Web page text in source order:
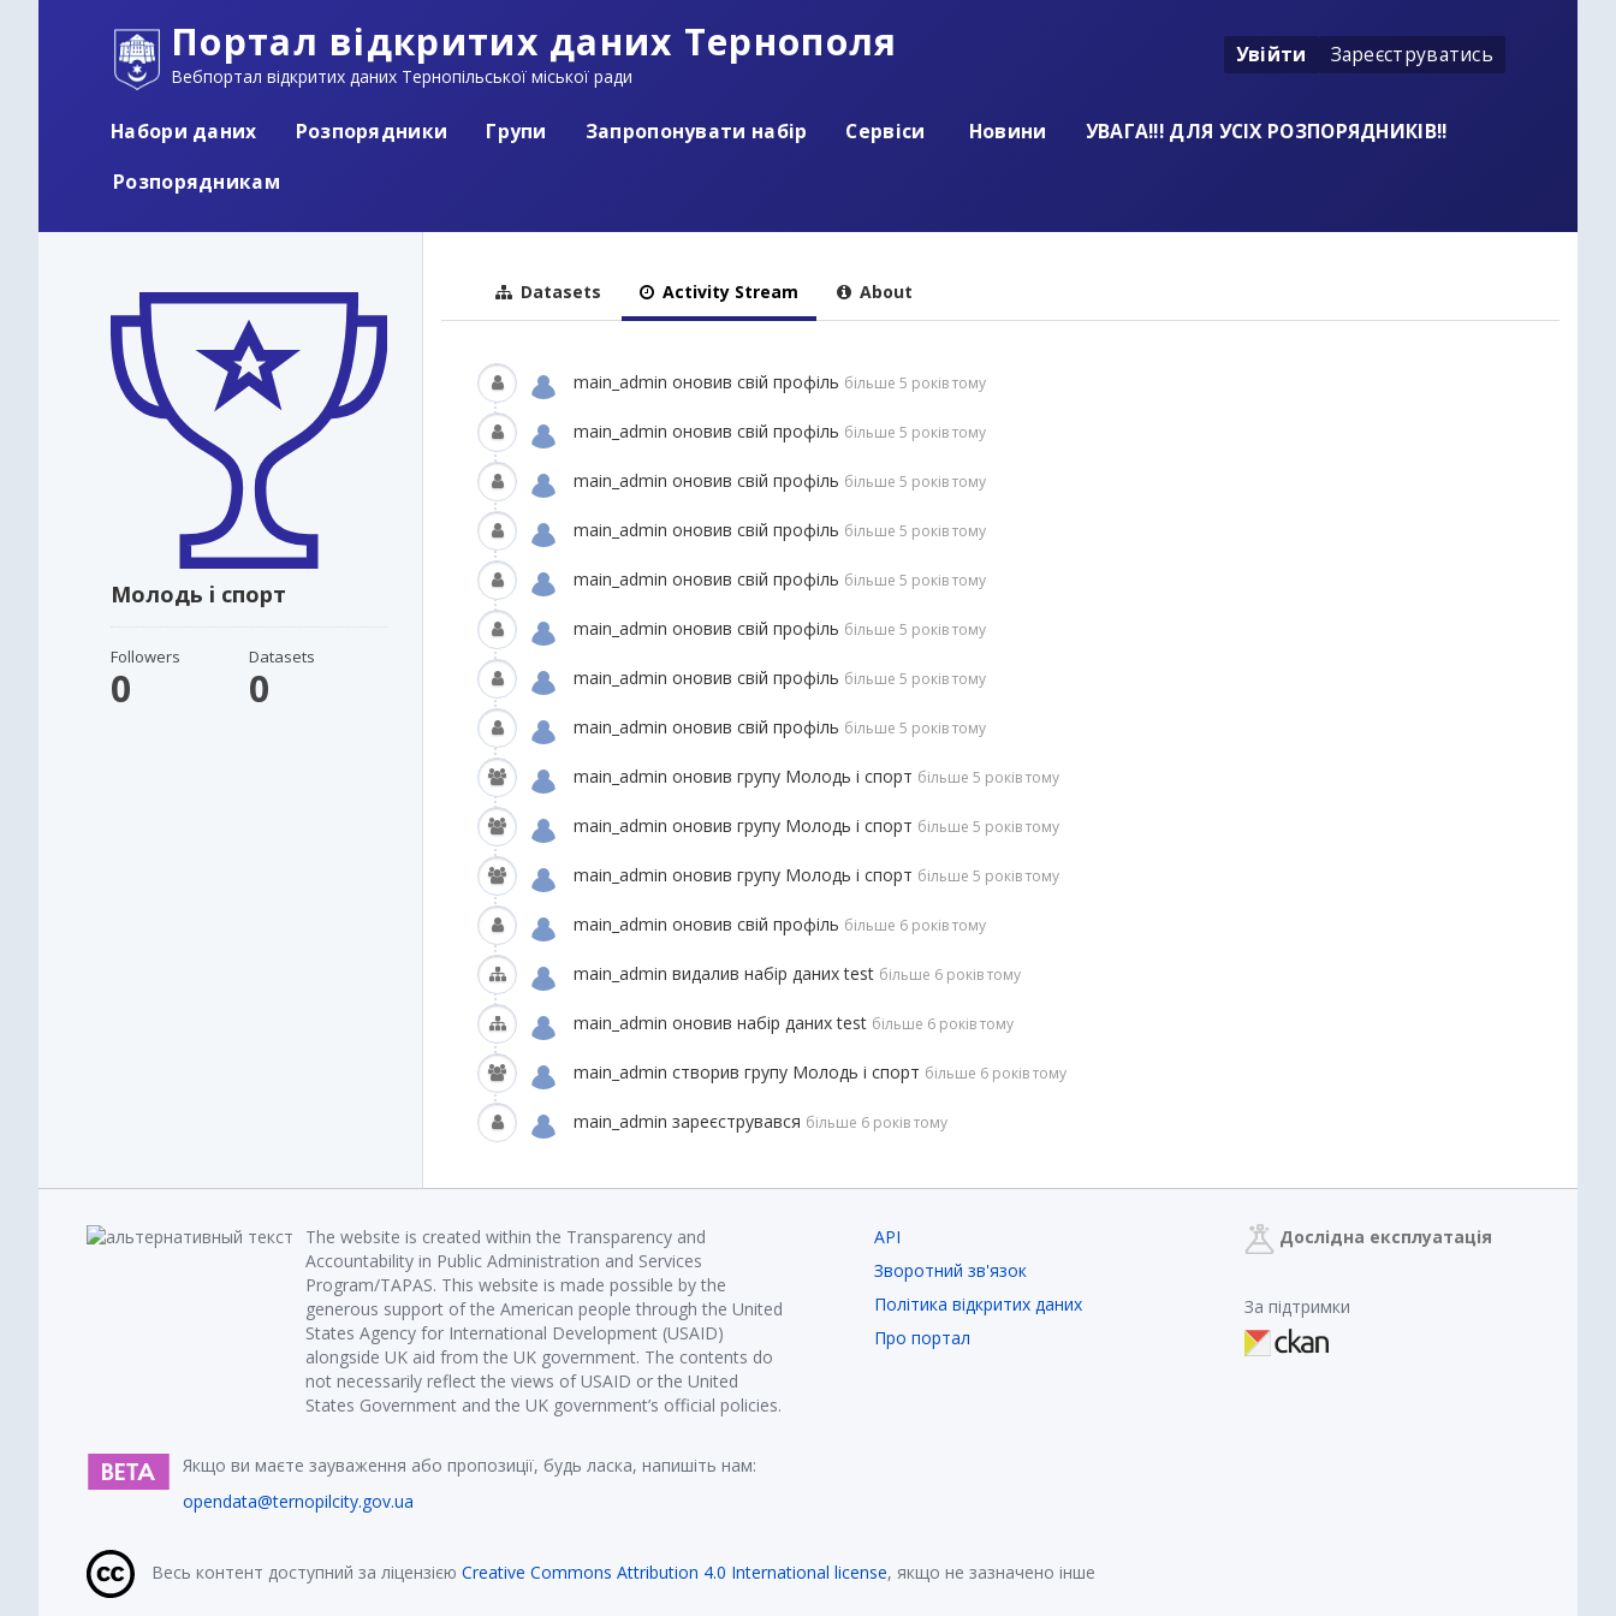
Портал відкритих даних Тернополя
Вебпортал відкритих даних Тернопільської міської ради
Увійти Зареєструватись
Набори даних Розпорядники Групи Запропонувати набір Сервіси Новини
УВАГА!!! ДЛЯ УСІХ РОЗПОРЯДНИКІВ!!
Розпорядникам
Молодь i спорт
Followers
0
Datasets
0
Datasets Activity Stream About
main_admin оновив свій профіль більше 5 років тому
main_admin оновив свій профіль більше 5 років тому
main_admin оновив свій профіль більше 5 років тому
main_admin оновив свій профіль більше 5 років тому
main_admin оновив свій профіль більше 5 років тому
main_admin оновив свій профіль більше 5 років тому
main_admin оновив свій профіль більше 5 років тому
main_admin оновив свій профіль більше 5 років тому
main_admin оновив групу Молодь i спорт більше 5 років тому
main_admin оновив групу Молодь i спорт більше 5 років тому
main_admin оновив групу Молодь i спорт більше 5 років тому
main_admin оновив свій профіль більше 6 років тому
main_admin видалив набір данихtest більше 6 років тому
main_admin оновив набір данихtest більше 6 років тому
main_admin створив групу Молодь i спорт більше 6 років тому
main_admin зареєструвався більше 6 років тому
The website is created within the Transparency and
Accountability in Public Administration and Services
Program/TAPAS. This website is made possible by the
generous support of the American people through the United
States Agency for International Development (USAID)
alongside UK aid from the UK government. The contents do
not necessarily reflect the views of USAID or the United
States Government and the UK government’s official policies.
Якщо ви маєте зауваження або пропозиції, будь ласка, напишіть нам:
opendata@ternopilcity.gov.ua
API
Зворотний зв'язок
Політика відкритих даних
Про портал
Дослідна експлуатація
За підтримки
Весь контент доступний за ліцензією Creative Commons Attribution 4.0 International license, якщо не зазначено інше